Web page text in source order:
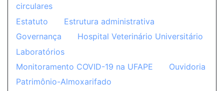
circulares
Estatuto
Estrutura administrativa
Governança
Hospital Veterinário Universitário
Laboratórios
Monitoramento COVID-19 na UFAPE
Ouvidoria
Patrimônio-Almoxarifado